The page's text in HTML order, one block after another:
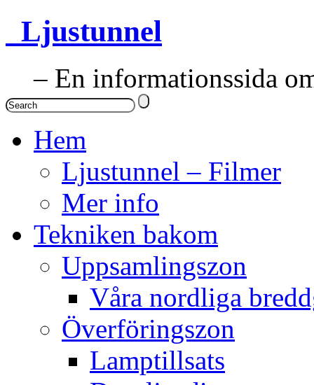
Ljustunnel
– En informationssida
Hem
Ljustunnel – Filmer
Mer info
Tekniken bakom
Uppsamlingszon
Våra nordliga
Överföringszon
Lamptillsats